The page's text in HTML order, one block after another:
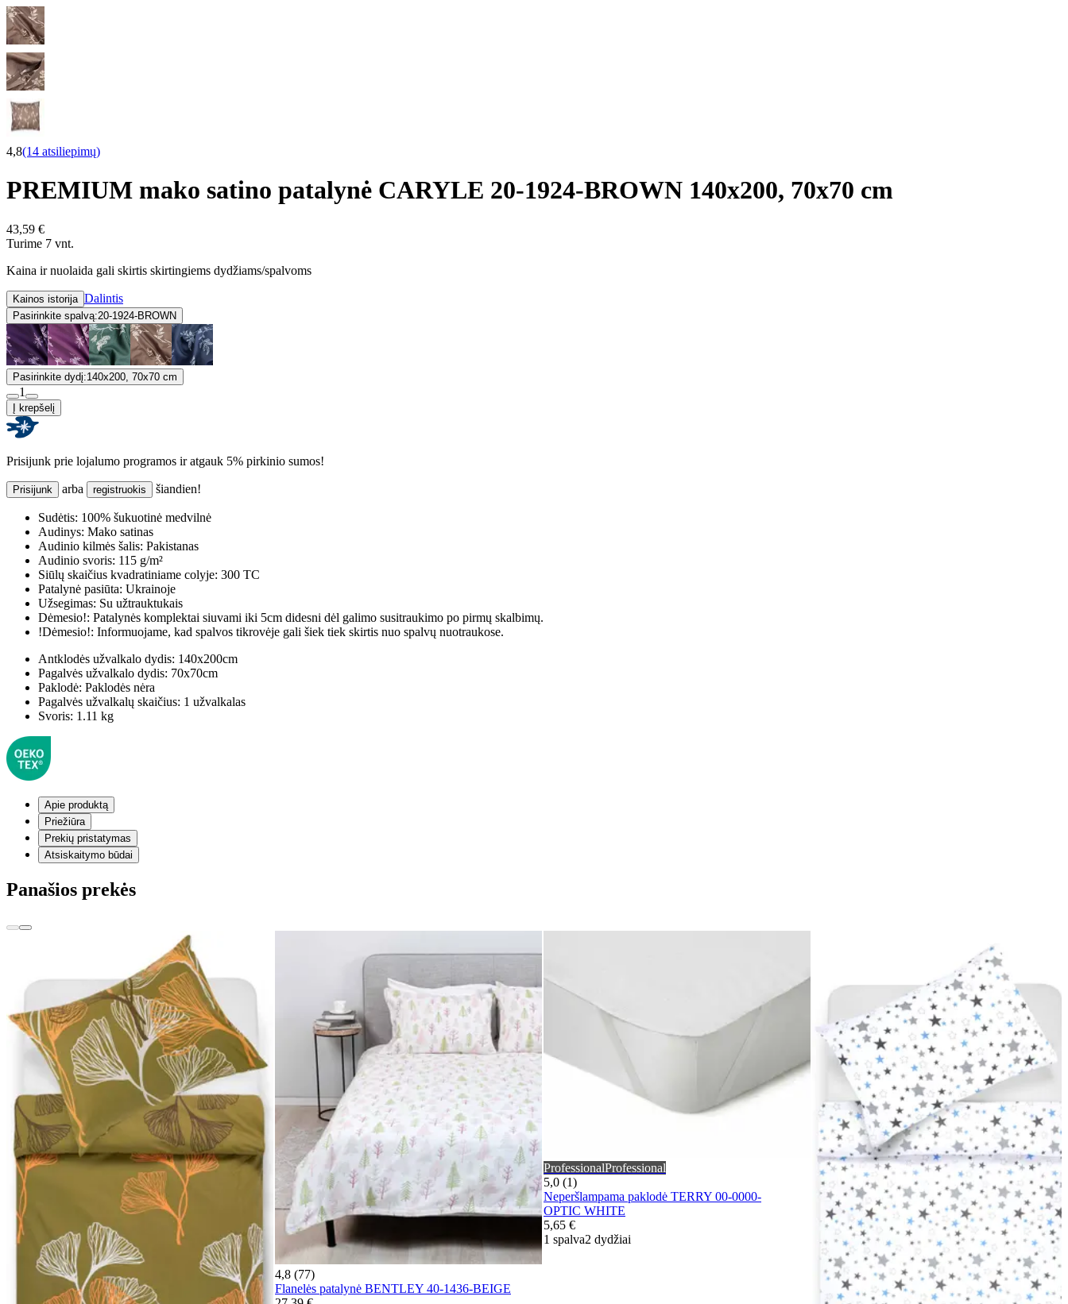
4,8(14 atsiliepimų)
PREMIUM mako satino patalynė CARYLE 20-1924-BROWN 140x200, 70x70 cm
43,59 €
Turime 7 vnt.
Kaina ir nuolaida gali skirtis skirtingiems dydžiams/spalvoms
Kainos istorija Dalintis
Pasirinkite spalvą:20-1924-BROWN
Pasirinkite dydį:140x200, 70x70 cm
1
Į krepšelį
Prisijunk prie lojalumo programos ir atgauk 5% pirkinio sumos!
Prisijunk arba registruokis šiandien!
Sudėtis: 100% šukuotinė medvilnė
Audinys: Mako satinas
Audinio kilmės šalis: Pakistanas
Audinio svoris: 115 g/m²
Siūlų skaičius kvadratiniame colyje: 300 TC
Patalynė pasiūta: Ukrainoje
Užsegimas: Su užtrauktukais
Dėmesio!: Patalynės komplektai siuvami iki 5cm didesni dėl galimo susitraukimo po pirmų skalbimų.
!Dėmesio!: Informuojame, kad spalvos tikrovėje gali šiek tiek skirtis nuo spalvų nuotraukose.
Antklodės užvalkalo dydis: 140x200cm
Pagalvės užvalkalo dydis: 70x70cm
Paklodė: Paklodės nėra
Pagalvės užvalkalų skaičius: 1 užvalkalas
Svoris: 1.11 kg
Apie produktą
Priežiūra
Prekių pristatymas
Atsiskaitymo būdai
Panašios prekės
4,8 (77)
Flanelės patalynė BENTLEY 40-1436-BEIGE
ProfessionalProfessional
5,0 (1)
Neperšlampama paklodė TERRY 00-0000-
OPTIC WHITE
5,65 €
1 spalva2 dydžiai